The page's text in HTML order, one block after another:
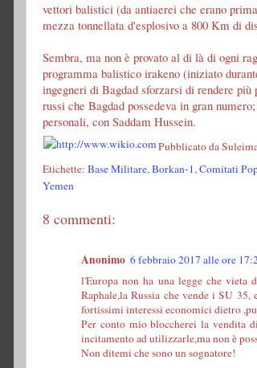
vettori balistici (da antiaerei che erano
mezza tonnellata d'esplosivo a 800 Km di
Sembra, ma non è provato al di là di ogni
programma balistico irakeno (iniziato
ingegneri di Bagdad sforzarsi di rendere
russi che Bagdad possedeva in gran
personali, con Saddam Hussein.
Pubblicato da
Etichette: Base Militare,Borkan-1,Comitati
Yemen
8 commenti:
Anonimo 6 febbraio 2017 alle ore
l'Europa non ha una legge che vieta
Raphale,la Russia che vende i SU
fortissimi interessi economici dietro
Per conto mio bloccherei la vendita
incitamento ad utilizzarle,ma non è
Non ditemi che sono un sognatore!